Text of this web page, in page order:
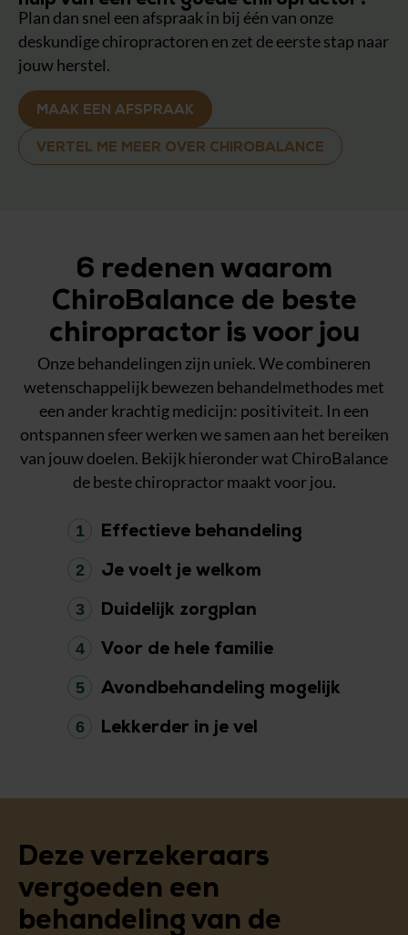
Plan dan snel een afspraak in bij één van onze
deskundige chiropractoren en zet de eerste stap naar
jouw herstel.
MAAK EEN AFSPRAAK
VERTEL ME MEER OVER CHIROBALANCE
6 redenen waarom
ChiroBalance de beste
chiropractor is voor jou
Onze behandelingen zijn uniek. We combineren
wetenschappelijk bewezen behandelmethodes met
een ander krachtig medicijn: positiviteit. In een
ontspannen sfeer werken we samen aan het bereiken
van jouw doelen. Bekijk hieronder wat ChiroBalance
de beste chiropractor maakt voor jou.
1 Effectieve behandeling
2 Je voelt je welkom
3 Duidelijk zorgplan
4 Voor de hele familie
5 Avondbehandeling mogelijk
6 Lekkerder in je vel
Deze verzekeraars
vergoeden een
behandeling van de